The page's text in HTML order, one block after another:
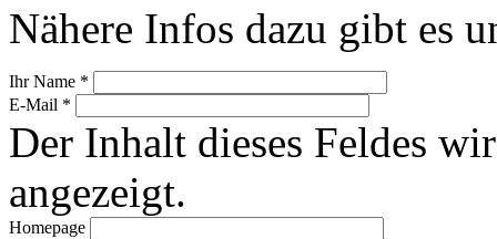
Nähere Infos dazu gibt es
Ihr Name *
E-Mail *
Der Inhalt dieses Feldes
angezeigt.
Homepage